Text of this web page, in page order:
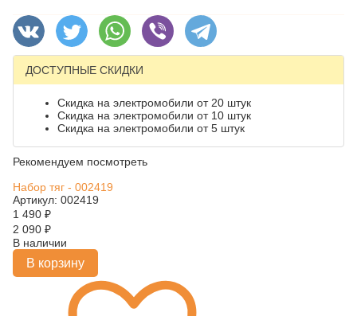
ДОСТУПНЫЕ СКИДКИ
Скидка на электромобили от 20 штук
Скидка на электромобили от 10 штук
Скидка на электромобили от 5 штук
Рекомендуем посмотреть
Набор тяг - 002419
Артикул: 002419
1 490 ₽
2 090 ₽
В наличии
В корзину